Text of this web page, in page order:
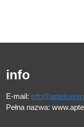
info
E-mail:
Pełna nazwa: